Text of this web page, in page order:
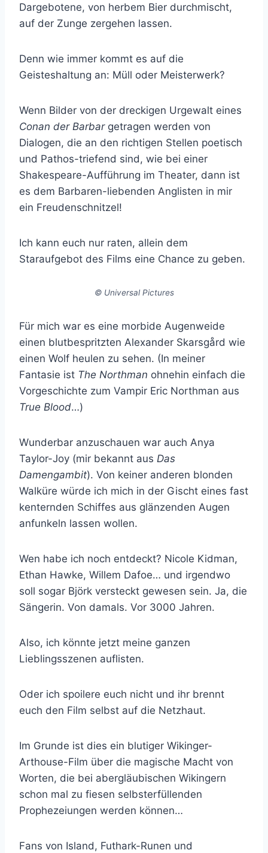
Dargebotene, von herbem Bier durchmischt,
auf der Zunge zergehen lassen.
Denn wie immer kommt es auf die
Geisteshaltung an: Müll oder Meisterwerk?
Wenn Bilder von der dreckigen Urgewalt eines
Conan der Barbargetragen werden von
Dialogen, die an den richtigen Stellen poetisch
und Pathos-triefend sind, wie bei einer
Shakespeare-Aufführung im Theater, dann ist
es dem Barbaren-liebenden Anglisten in mir
ein Freudenschnitzel!
Ich kann euch nur raten, allein dem
Staraufgebot des Films eine Chance zu geben.
© Universal Pictures
Für mich war es eine morbide Augenweide
einen blutbespritzten Alexander Skarsgård wie
einen Wolf heulen zu sehen. (In meiner
Fantasie ist The Northman ohnehin einfach die
Vorgeschichte zum Vampir Eric Northman aus
True Blood…)
Wunderbar anzuschauen war auch Anya
Taylor-Joy (mir bekannt aus Das
Damengambit). Von keiner anderen blonden
Walküre würde ich mich in der Gischt eines fast
kenternden Schiffes aus glänzenden Augen
anfunkeln lassen wollen.
Wen habe ich noch entdeckt? Nicole Kidman,
Ethan Hawke, Willem Dafoe… und irgendwo
soll sogar Björk versteckt gewesen sein. Ja, die
Sängerin. Von damals. Vor 3000 Jahren.
Also, ich könnte jetzt meine ganzen
Lieblingsszenen auflisten.
Oder ich spoilere euch nicht und ihr brennt
euch den Film selbst auf die Netzhaut.
Im Grunde ist dies ein blutiger Wikinger-
Arthouse-Film über die magische Macht von
Worten, die bei abergläubischen Wikingern
schon mal zu fiesen selbsterfüllenden
Prophezeiungen werden können…
Fans von Island, Futhark-Runen und